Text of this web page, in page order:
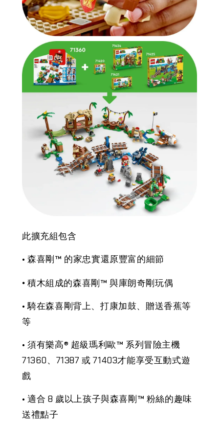
此擴充組包含
• 森喜剛™ 的家忠實還原豐富的細節
• 積木組成的森喜剛™ 與庫朗奇剛玩偶
• 騎在森喜剛背上、打康加鼓、贈送香蕉等
等
• 須有樂高® 超級瑪利歐™ 系列冒險主機
71360、71387 或 71403才能享受互動式遊
戲
• 適合 8 歲以上孩子與森喜剛™ 粉絲的趣味
送禮點子